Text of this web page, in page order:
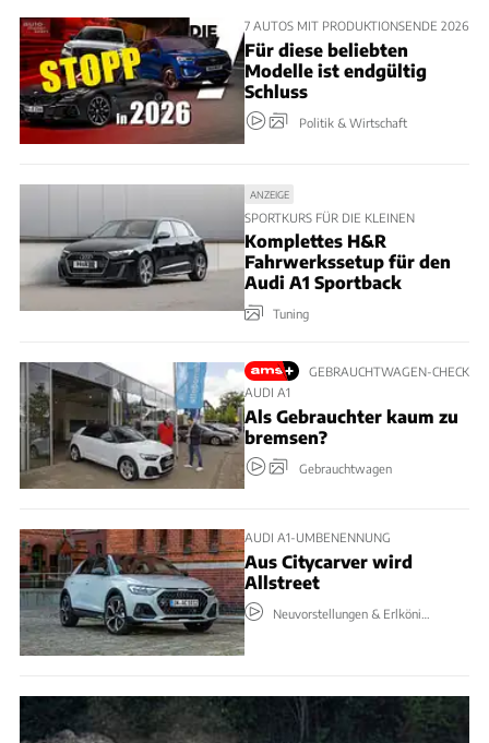
7 AUTOS MIT PRODUKTIONSENDE 2026
Für diese beliebten
Modelle ist endgültig
Schluss
Politik & Wirtschaft
ANZEIGE
SPORTKURS FÜR DIE KLEINEN
Komplettes H&R
Fahrwerkssetup für den
Audi A1 Sportback
Tuning
GEBRAUCHTWAGEN-CHECK
AUDI A1
Als Gebrauchter kaum zu
bremsen?
Gebrauchtwagen
AUDI A1-UMBENENNUNG
Aus Citycarver wird
Allstreet
Neuvorstellungen & Erlkönige